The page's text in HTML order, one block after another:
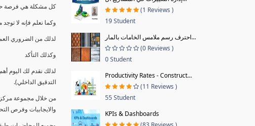
كل مشكلة هي فرصة
وكما نعلم فإنه لا
لذلك من الضروري
وكذلك التأكد
لذلك نقدم لك اليوم
التدقيق الداخلي).
من خلال مجموعة
والايجابيات وفرص
(1 Reviews )
19 Student
احترف رسم ملامس الخامات بالمار...
(0 Reviews )
0 Student
Productivity Rates - Construct...
(11 Reviews )
55 Student
KPIs & Dashboards